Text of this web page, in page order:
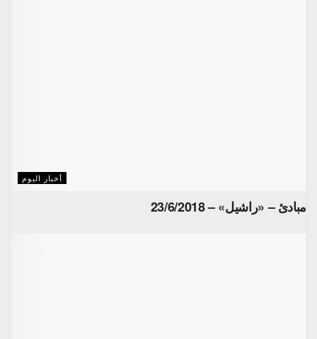
أخبار اليوم
مبادئ – «راشيل» – 23/6/2018